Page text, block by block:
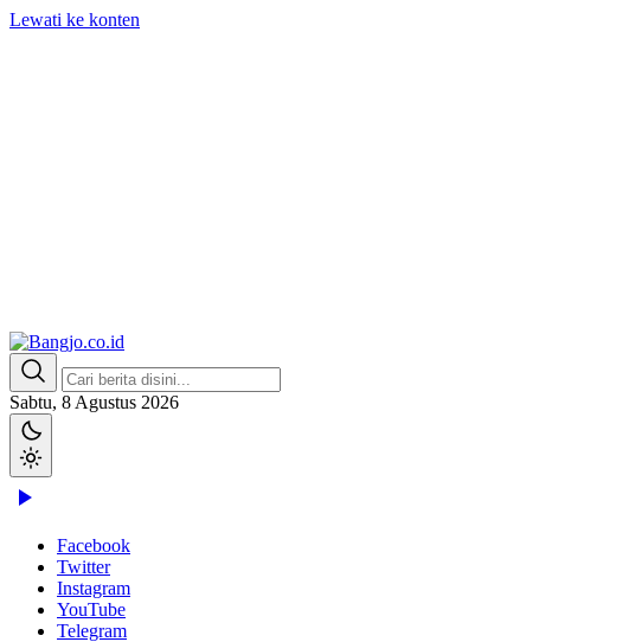
Lewati ke konten
Bangjo.co.id
Berani, Tegas, Terpercaya
Sabtu, 8 Agustus 2026
Facebook
Twitter
Instagram
YouTube
Telegram